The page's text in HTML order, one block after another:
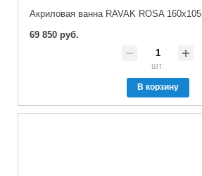
Акриловая ванна RAVAK ROSA 160x105
69 850 руб.
шт.
В корзину